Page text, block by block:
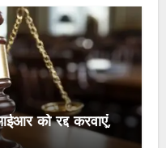
को रद्द करवाएं,